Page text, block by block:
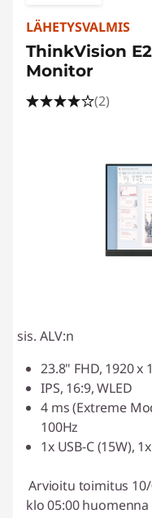
LÄHETYSVALMIS
ThinkVision
Monitor
(2)
sis. ALV:n
23.8" FHD, 1920 x
IPS, 16:9, WLED
4 ms (Extreme
100Hz
1x USB-C (15W),
Arvioitu toimitus
klo 05:00 huomenna